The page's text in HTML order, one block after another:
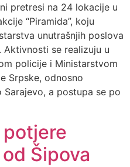
pretresi na 24 lokacije u
“Piramida”, koju
unutrašnjih poslova
se realizuju u
policije i Ministarstvom
Srpske, odnosno
a postupa se po
Šipova